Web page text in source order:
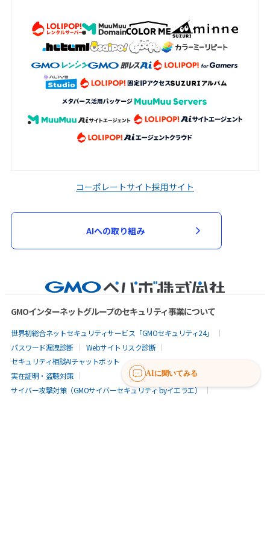
コーポレートサイト採用サイト
AIへの取り組み
GMOインターネットグループのセキュリティ事業について
世界初総合ネットセキュリティサービス「GMOセキュリティ24」
パスワード漏洩診断
Webサイトリスク診断
セキュリティ相談AIチャットボット
実在証明・盗聴対策
サイバー攻撃対策（GMOサイバーセキュリティ byイエラエ）
AIに聞いてみる